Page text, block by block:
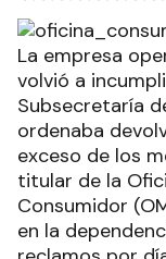
La empresa
volvió a
Subsecretaría
ordenaba
exceso de los
titular de la
Consumidor
en la